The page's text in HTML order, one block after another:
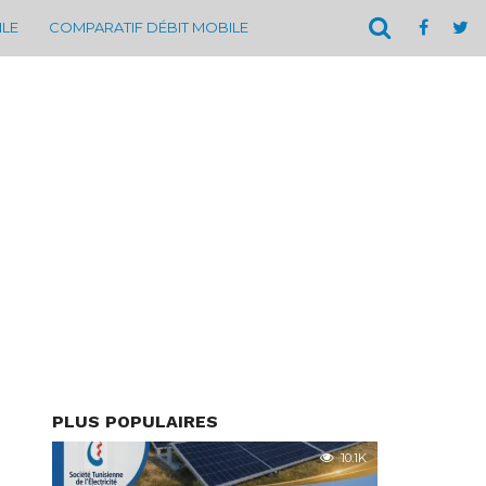
COMPARATIF DÉBIT MOBILE
PLUS POPULAIRES
10.1K